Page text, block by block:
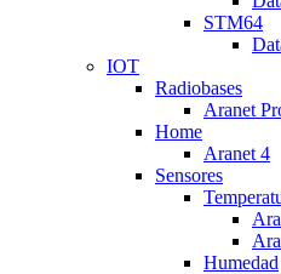
STM64
IOT
Radiobases
Aranet
Home
Aranet 4
Sensores
Humedad